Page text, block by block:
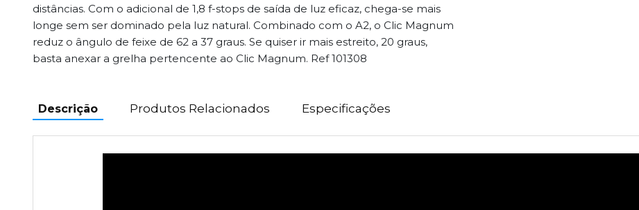
distâncias. Com o adicional de 1,8 f-stops de saída de luz eficaz, chega-se mais
longe sem ser dominado pela luz natural. Combinado com o A2, o Clic Magnum
reduz o ângulo de feixe de 62 a 37 graus. Se quiser ir mais estreito, 20 graus,
basta anexar a grelha pertencente ao Clic Magnum. Ref 101308
Descrição Produtos Relacionados Especificações